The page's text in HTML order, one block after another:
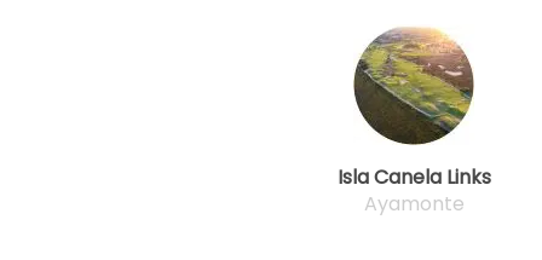
Isla Canela Links
Ayamonte